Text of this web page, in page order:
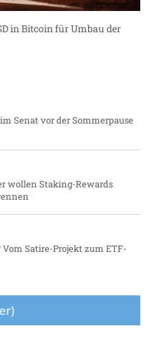
in Bitcoin für Umbau der
Senat vor der Sommerpause
wollen Staking-Rewards
Vom Satire-Projekt zum ETF-